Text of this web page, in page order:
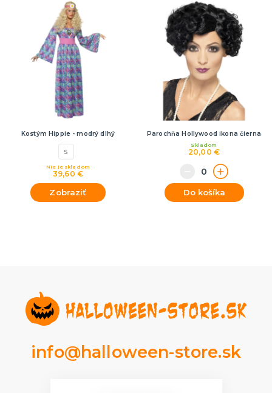
Rozlúčka so slobodou
ĎALŠIE KATEGÓRIE
VOLOVINY A ŽARTÍKY
Kanadské žartíky
Smrady
Falošné úrazy
Zvieratká
ĎALŠIE KATEGÓRIE
Kostým Hippie - modrý dlhý
S
39,60 €
Nie je skladom
Zobraziť
Parochňa Hollywood ikona čierna
20,00 €
Skladom
Do košíka
info@halloween-store.sk